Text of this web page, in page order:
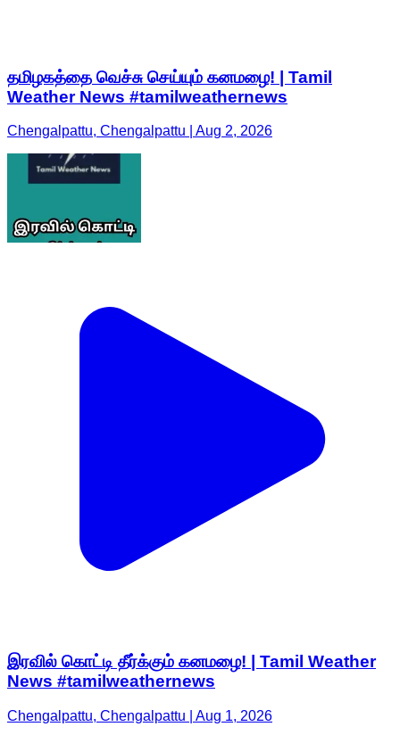
தமிழகத்தை வெச்சு செய்யும் கனமழை! | Tamil
Weather News #tamilweathernews
Chengalpattu, Chengalpattu | Aug 2, 2026
இரவில் கொட்டி தீர்க்கும் கனமழை! | Tamil Weather
News #tamilweathernews
Chengalpattu, Chengalpattu | Aug 1, 2026